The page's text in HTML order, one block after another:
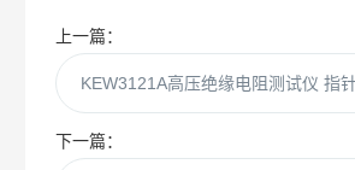
上一篇：
KEW3121A高压绝缘电阻测试仪 指
下一篇：